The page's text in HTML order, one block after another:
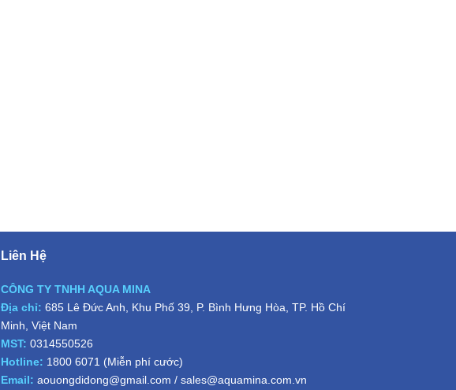
Liên Hệ
CÔNG TY TNHH AQUA MINA
Địa chỉ: 685 Lê Đức Anh, Khu Phố 39, P. Bình Hưng Hòa, TP. Hồ Chí
Minh, Việt Nam
MST: 0314550526
Hotline: 1800 6071 (Miễn phí cước)
Email: aouongdidong@gmail.com / sales@aquamina.com.vn